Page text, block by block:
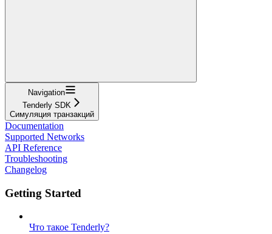
Navigation
Tenderly SDK
Симуляция транзакций
Documentation
Supported Networks
API Reference
Troubleshooting
Changelog
Getting Started
Что такое Tenderly?